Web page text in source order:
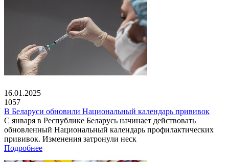
16.01.2025
1057
В Беларуси обновили Национальный календарь прививок
С января в Республике Беларусь начинает действовать
обновленный Национальный календарь профилактических
прививок. Изменения затронули неск
Подробнее